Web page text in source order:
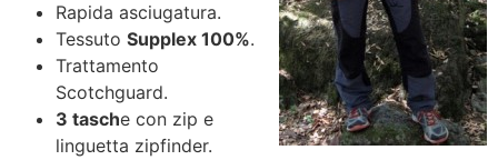
Rapida asciugatura.
Tessuto Supplex 100%.
Trattamento
Scotchguard.
3 tasche con zip e
linguetta zipfinder.